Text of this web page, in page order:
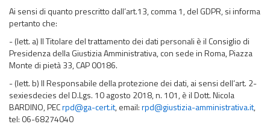
Ai sensi di quanto prescritto dall’art.13, comma 1, del GDPR, si informa
pertanto che:
- (lett. a) Il Titolare del trattamento dei dati personali è il Consiglio di
Presidenza della Giustizia Amministrativa, con sede in Roma, Piazza
Monte di pietà 33, CAP 00186.
- (lett. b) Il Responsabile della protezione dei dati, ai sensi dell’art. 2-
sexiesdecies del D.Lgs. 10 agosto 2018, n. 101, è il Dott. Nicola
BARDINO, PECrpd@ga-cert.it, email:rpd@giustizia-amministrativa.it,
tel: 06-68274040